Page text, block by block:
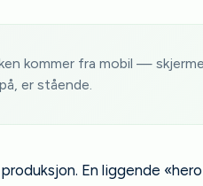
kommer fra mobil —
er stående.
En liggende